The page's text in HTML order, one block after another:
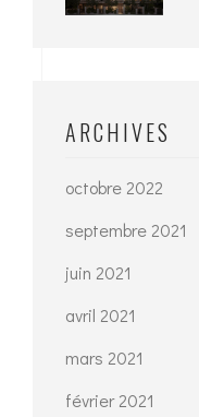
ARCHIVES
octobre 2022
septembre 2021
juin 2021
avril 2021
mars 2021
février 2021